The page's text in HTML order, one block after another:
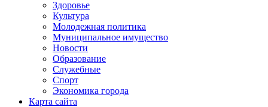
Здоровье
Культура
Молодежная политика
Муниципальное имущество
Новости
Образование
Служебные
Спорт
Экономика города
Карта сайта